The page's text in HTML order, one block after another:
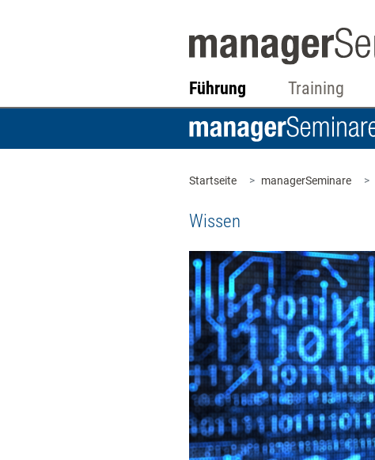
Führung Training
Startseite managerSeminare
Wissen